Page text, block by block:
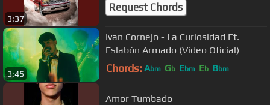
3:37
Request Chords
3:45
Ivan Cornejo - La Curiosidad Ft.
Eslabón Armado (Video Oficial)
Chords: Abm Gb Ebm Eb Bbm
Amor Tumbado